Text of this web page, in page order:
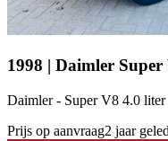
1998 | Daimler Super
Daimler - Super V8 4.0 liter
Prijs op aanvraag2 jaar